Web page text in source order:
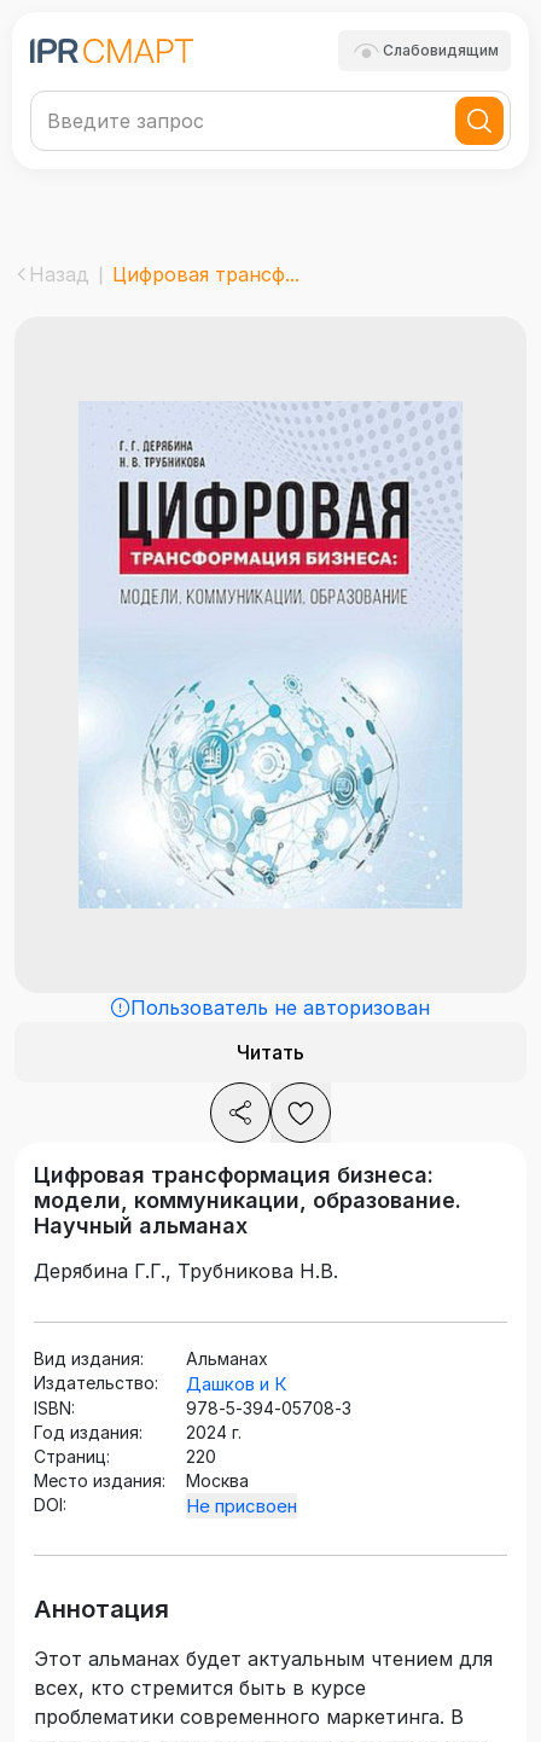
Слабовидящим
Назад Цифровая трансф...
Пользователь не авторизован
Читать
Цифровая трансформация бизнеса:
модели, коммуникации, образование.
Научный альманах
Дерябина Г.Г., Трубникова Н.В.
Вид издания:
Альманах
Издательство:
Дашков и К
ISBN:
978‐5‐394‐05708‐3
Год издания:
2024 г.
Страниц:
220
Место издания:
Москва
DOI:
Не присвоен
Аннотация
Этот альманах будет актуальным чтением для
всех, кто стремится быть в курсе
проблематики современного маркетинга. В